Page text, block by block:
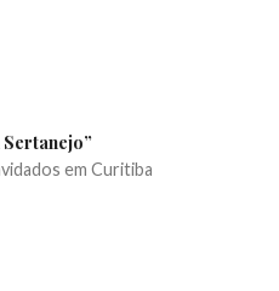
em Curitiba